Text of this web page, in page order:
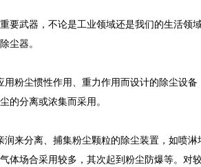
要武器，不论是工业领域还是我们的生活领
尘器。
用粉尘惯性作用、重力作用而设计的除尘设
的分离或浓集而采用。
润来分离、捕集粉尘颗粒的除尘装置，如喷
体场合采用较多，其次起到粉尘防爆等。对